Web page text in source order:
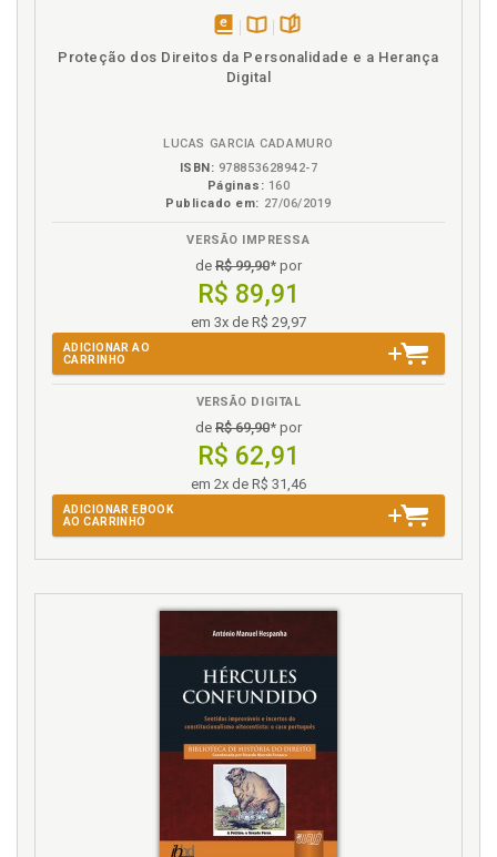
Regionalismo europeu. A busca pela paz perpétua:
do regionalismo europeu ao cosmopolitismo, p. 66
Terceira geração. O direito à paz: da terceira
geração à quinta geração de direitos fundamentais,
Tipos de paz, p. 31
Três vias para a paz, p. 34
Valor. A paz como valor, p. 28
disponível
em
eBook
Disponível
na
B.V.
páginas
Proteção dos Direitos da Personalidade e a Herança
Digital
LUCAS GARCIA CADAMURO
ISBN: 978853628942-7
Páginas: 160
Publicado em: 27/06/2019
VERSÃO IMPRESSA
de R$ 99,90* por
R$ 89,91
em 3x de R$ 29,97
ADICIONAR AO
CARRINHO
VERSÃO DIGITAL
de R$ 69,90* por
R$ 62,91
em 2x de R$ 31,46
ADICIONAR EBOOK
AO CARRINHO